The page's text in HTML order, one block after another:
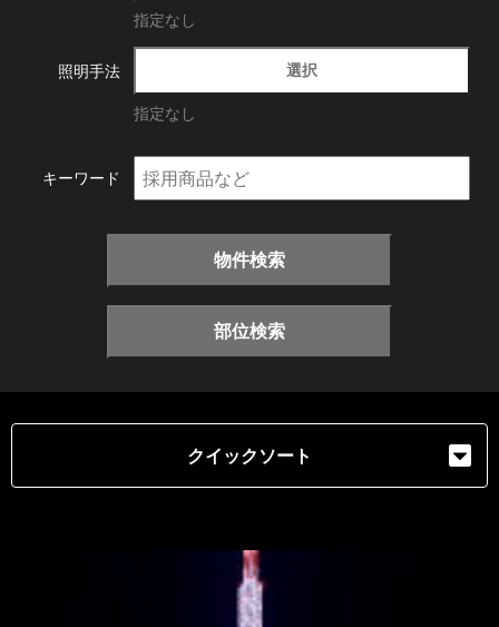
指定なし
照明手法 選択
指定なし
キーワード
物件検索
部位検索
クイックソート